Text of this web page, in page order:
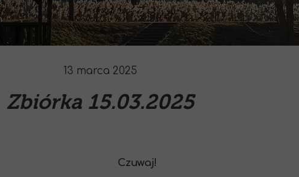
13 marca 2025
Zbiórka 15.03.2025
Czuwaj!